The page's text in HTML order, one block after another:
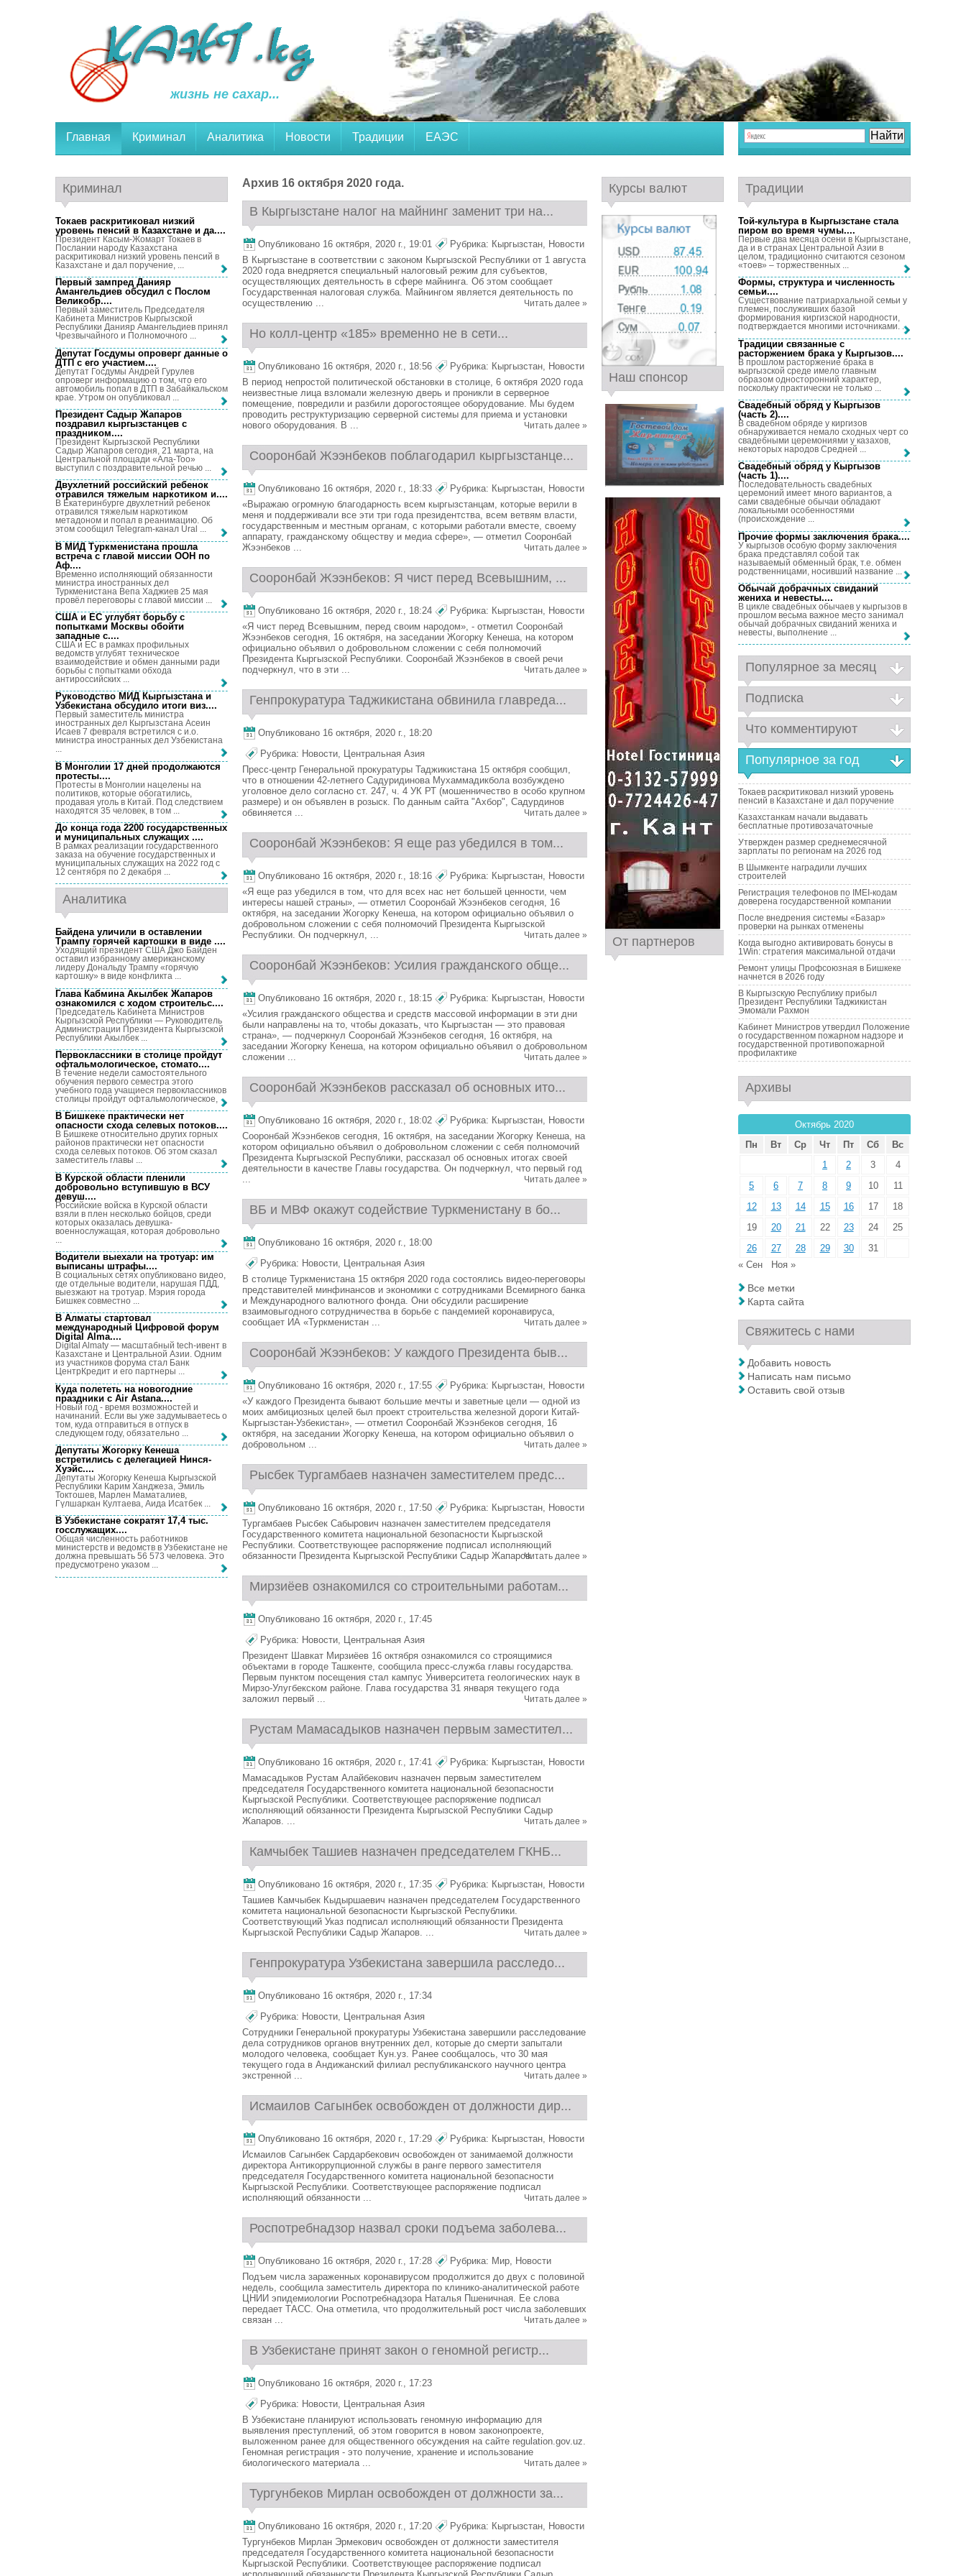
жизнь не сахар...
Главная Криминал Аналитика Новости Традиции ЕАЭС
Архив 16 октября 2020 года.
В Кыргызстане налог на майнинг заменит три на...
Опубликовано 16 октября, 2020 г., 19:01 Рубрика: Кыргызстан, Новости
В Кыргызстане в соответствии с законом Кыргызской Республики от 1 августа
2020 года внедряется специальный налоговый режим для субъектов,
осуществляющих деятельность в сфере майнинга. Об этом сообщает
Государственная налоговая служба. Майнингом является деятельность по
осуществлению ...
Читать далее »
Но колл-центр «185» временно не в сети...
Опубликовано 16 октября, 2020 г., 18:56 Рубрика: Кыргызстан, Новости
В период непростой политической обстановки в столице, 6 октября 2020 года
неизвестные лица взломали железную дверь и проникли в серверное
помещение, повредили и разбили дорогостоящее оборудование. Мы будем
проводить реструктуризацию серверной системы для приема и установки
нового оборудования. В ...
Читать далее »
Сооронбай Жээнбеков поблагодарил кыргызстанце...
Опубликовано 16 октября, 2020 г., 18:33 Рубрика: Кыргызстан, Новости
«Выражаю огромную благодарность всем кыргызстанцам, которые верили в
меня и поддерживали все эти три года президентства, всем ветвям власти,
государственным и местным органам, с которыми работали вместе, своему
аппарату, гражданскому обществу и медиа сфере», — отметил Сооронбай
Жээнбеков ...
Читать далее »
Сооронбай Жээнбеков: Я чист перед Всевышним, ...
Опубликовано 16 октября, 2020 г., 18:24 Рубрика: Кыргызстан, Новости
«Я чист перед Всевышним, перед своим народом», - отметил Сооронбай
Жээнбеков сегодня, 16 октября, на заседании Жогорку Кенеша, на котором
официально объявил о добровольном сложении с себя полномочий
Президента Кыргызской Республики. Сооронбай Жээнбеков в своей речи
подчеркнул, что в эти ...
Читать далее »
Генпрокуратура Таджикистана обвинила главреда...
Опубликовано 16 октября, 2020 г., 18:20
Рубрика: Новости, Центральная Азия
Пресс-центр Генеральной прокуратуры Таджикистана 15 октября сообщил,
что в отношении 42-летнего Садуридинова Мухаммадикбола возбуждено
уголовное дело согласно ст. 247, ч. 4 УК РТ (мошенничество в особо крупном
размере) и он объявлен в розыск. По данным сайта "Ахбор", Садурдинов
обвиняется ...
Читать далее »
Сооронбай Жээнбеков: Я еще раз убедился в том...
Опубликовано 16 октября, 2020 г., 18:16 Рубрика: Кыргызстан, Новости
«Я еще раз убедился в том, что для всех нас нет большей ценности, чем
интересы нашей страны», — отметил Сооронбай Жээнбеков сегодня, 16
октября, на заседании Жогорку Кенеша, на котором официально объявил о
добровольном сложении с себя полномочий Президента Кыргызской
Республики. Он подчеркнул, ...
Читать далее »
Сооронбай Жээнбеков: Усилия гражданского обще...
Опубликовано 16 октября, 2020 г., 18:15 Рубрика: Кыргызстан, Новости
«Усилия гражданского общества и средств массовой информации в эти дни
были направлены на то, чтобы доказать, что Кыргызстан — это правовая
страна», — подчеркнул Сооронбай Жээнбеков сегодня, 16 октября, на
заседании Жогорку Кенеша, на котором официально объявил о добровольном
сложении ...
Читать далее »
Сооронбай Жээнбеков рассказал об основных ито...
Опубликовано 16 октября, 2020 г., 18:02 Рубрика: Кыргызстан, Новости
Сооронбай Жээнбеков сегодня, 16 октября, на заседании Жогорку Кенеша, на
котором официально объявил о добровольном сложении с себя полномочий
Президента Кыргызской Республики, рассказал об основных итогах своей
деятельности в качестве Главы государства. Он подчеркнул, что первый год
...
Читать далее »
ВБ и МВФ окажут содействие Туркменистану в бо...
Опубликовано 16 октября, 2020 г., 18:00
Рубрика: Новости, Центральная Азия
В столице Туркменистана 15 октября 2020 года состоялись видео-переговоры
представителей минфинансов и экономики с сотрудниками Всемирного банка
и Международного валютного фонда. Они обсудили расширение
взаимовыгодного сотрудничества в борьбе с пандемией коронавируса,
сообщает ИА «Туркменистан ...
Читать далее »
Сооронбай Жээнбеков: У каждого Президента быв...
Опубликовано 16 октября, 2020 г., 17:55 Рубрика: Кыргызстан, Новости
«У каждого Президента бывают большие мечты и заветные цели — одной из
моих амбициозных целей был проект строительства железной дороги Китай-
Кыргызстан-Узбекистан», — отметил Сооронбай Жээнбеков сегодня, 16
октября, на заседании Жогорку Кенеша, на котором официально объявил о
добровольном ...
Читать далее »
Рысбек Тургамбаев назначен заместителем предс...
Опубликовано 16 октября, 2020 г., 17:50 Рубрика: Кыргызстан, Новости
Тургамбаев Рысбек Сабырович назначен заместителем председателя
Государственного комитета национальной безопасности Кыргызской
Республики. Соответствующее распоряжение подписал исполняющий
обязанности Президента Кыргызской Республики Садыр Жапаров. ...Читать далее »
Мирзиёев ознакомился со строительными работам...
Опубликовано 16 октября, 2020 г., 17:45
Рубрика: Новости, Центральная Азия
Президент Шавкат Мирзиёев 16 октября ознакомился со строящимися
объектами в городе Ташкенте, сообщила пресс-служба главы государства.
Первым пунктом посещения стал кампус Университета геологических наук в
Мирзо-Улугбекском районе. Глава государства 31 января текущего года
заложил первый ...
Читать далее »
Рустам Мамасадыков назначен первым заместител...
Опубликовано 16 октября, 2020 г., 17:41 Рубрика: Кыргызстан, Новости
Мамасадыков Рустам Алайбекович назначен первым заместителем
председателя Государственного комитета национальной безопасности
Кыргызской Республики. Соответствующее распоряжение подписал
исполняющий обязанности Президента Кыргызской Республики Садыр
Жапаров. ...
Читать далее »
Камчыбек Ташиев назначен председателем ГКНБ...
Опубликовано 16 октября, 2020 г., 17:35 Рубрика: Кыргызстан, Новости
Ташиев Камчыбек Кыдыршаевич назначен председателем Государственного
комитета национальной безопасности Кыргызской Республики.
Соответствующий Указ подписал исполняющий обязанности Президента
Кыргызской Республики Садыр Жапаров. ...
Читать далее »
Генпрокуратура Узбекистана завершила расследо...
Опубликовано 16 октября, 2020 г., 17:34
Рубрика: Новости, Центральная Азия
Сотрудники Генеральной прокуратуры Узбекистана завершили расследование
дела сотрудников органов внутренних дел, которые до смерти запытали
молодого человека, сообщает Кун.уз. Ранее сообщалось, что 30 мая
текущего года в Андижанский филиал республиканского научного центра
экстренной ...
Читать далее »
Исмаилов Сагынбек освобожден от должности дир...
Опубликовано 16 октября, 2020 г., 17:29 Рубрика: Кыргызстан, Новости
Исмаилов Сагынбек Сардарбекович освобожден от занимаемой должности
директора Антикоррупционной службы в ранге первого заместителя
председателя Государственного комитета национальной безопасности
Кыргызской Республики. Соответствующее распоряжение подписал
исполняющий обязанности ...
Читать далее »
Роспотребнадзор назвал сроки подъема заболева...
Опубликовано 16 октября, 2020 г., 17:28 Рубрика: Мир, Новости
Подъем числа зараженных коронавирусом продолжится до двух с половиной
недель, сообщила заместитель директора по клинико-аналитической работе
ЦНИИ эпидемиологии Роспотребнадзора Наталья Пшеничная. Ее слова
передает ТАСС. Она отметила, что продолжительный рост числа заболевших
связан ...
Читать далее »
В Узбекистане принят закон о геномной регистр...
Опубликовано 16 октября, 2020 г., 17:23
Рубрика: Новости, Центральная Азия
В Узбекистане планируют использовать геномную информацию для
выявления преступлений, об этом говорится в новом законопроекте,
выложенном ранее для общественного обсуждения на сайте regulation.gov.uz.
Геномная регистрация - это получение, хранение и использование
биологического материала ...
Читать далее »
Тургунбеков Мирлан освобожден от должности за...
Опубликовано 16 октября, 2020 г., 17:20 Рубрика: Кыргызстан, Новости
Тургунбеков Мирлан Эрмекович освобожден от должности заместителя
председателя Государственного комитета национальной безопасности
Кыргызской Республики. Соответствующее распоряжение подписал
Криминал
Токаев раскритиковал низкий
уровень пенсий в Казахстане и да....
Президент Касым-Жомарт Токаев в
Послании народу Казахстана
раскритиковал низкий уровень пенсий в
Казахстане и дал поручение, ...
Первый зампред Данияр
Амангельдиев обсудил с Послом
Великобр....
Первый заместитель Председателя
Кабинета Министров Кыргызской
Республики Данияр Амангельдиев принял
Чрезвычайного и Полномочного ...
Депутат Госдумы опроверг данные о
ДТП с его участием....
Депутат Госдумы Андрей Гурулев
опроверг информацию о том, что его
автомобиль попал в ДТП в Забайкальском
крае. Утром он опубликовал ...
Президент Садыр Жапаров
поздравил кыргызстанцев с
праздником....
Президент Кыргызской Республики
Садыр Жапаров сегодня, 21 марта, на
Центральной площади «Ала-Тоо»
выступил с поздравительной речью ...
Двухлетний российский ребенок
отравился тяжелым наркотиком и....
В Екатеринбурге двухлетний ребенок
отравился тяжелым наркотиком
метадоном и попал в реанимацию. Об
этом сообщил Telegram-канал Ural ...
В МИД Туркменистана прошла
встреча с главой миссии ООН по
Аф....
Временно исполняющий обязанности
министра иностранных дел
Туркменистана Вепа Хаджиев 25 мая
провёл переговоры с главой миссии ...
США и ЕС углубят борьбу с
попытками Москвы обойти
западные с....
США и ЕС в рамках профильных
ведомств углубят техническое
взаимодействие и обмен данными ради
борьбы с попытками обхода
антироссийских ...
Руководство МИД Кыргызстана и
Узбекистана обсудило итоги виз....
Первый заместитель министра
иностранных дел Кыргызстана Асеин
Исаев 7 февраля встретился с и.о.
министра иностранных дел Узбекистана
...
В Монголии 17 дней продолжаются
протесты....
Протесты в Монголии нацелены на
политиков, которые обогатились,
продавая уголь в Китай. Под следствием
находятся 35 человек, в том ...
До конца года 2200 государственных
и муниципальных служащих ....
В рамках реализации государственного
заказа на обучение государственных и
муниципальных служащих на 2022 год с
12 сентября по 2 декабря ...
Аналитика
Байдена уличили в оставлении
Трампу горячей картошки в виде ....
Уходящий президент США Джо Байден
оставил избранному американскому
лидеру Дональду Трампу «горячую
картошку» в виде конфликта ...
Глава Кабмина Акылбек Жапаров
ознакомился с ходом строительс....
Председатель Кабинета Министров
Кыргызской Республики — Руководитель
Администрации Президента Кыргызской
Республики Акылбек ...
Первоклассники в столице пройдут
офтальмологическое, стомато....
В течение недели самостоятельного
обучения первого семестра этого
учебного года учащиеся первоклассников
столицы пройдут офтальмологическое, ...
В Бишкеке практически нет
опасности схода селевых потоков....
В Бишкеке относительно других горных
районов практически нет опасности
схода селевых потоков. Об этом сказал
заместитель главы ...
В Курской области пленили
добровольно вступившую в ВСУ
девуш....
Российские войска в Курской области
взяли в плен несколько бойцов, среди
которых оказалась девушка-
военнослужащая, которая добровольно
Водители выехали на тротуар: им
выписаны штрафы....
В социальных сетях опубликовано видео,
где отдельные водители, нарушая ПДД,
выезжают на тротуар. Мэрия города
Бишкек совместно ...
В Алматы стартовал
международный Цифровой форум
Digital Alma....
Digital Almaty — масштабный tech-ивент в
Казахстане и Центральной Азии. Одним
из участников форума стал Банк
ЦентрКредит и его партнеры ...
Куда полететь на новогодние
праздники с Air Astana....
Новый год - время возможностей и
начинаний. Если вы уже задумываетесь о
том, куда отправиться в отпуск в
следующем году, обязательно ...
Депутаты Жогорку Кенеша
встретились с делегацией Нинся-
Хуэйс....
Депутаты Жогорку Кенеша Кыргызской
Республики Карим Ханджеза, Эмиль
Токтошев, Марлен Маматалиев,
Гүлшаркан Култаева, Аида Исатбек ...
В Узбекистане сократят 17,4 тыс.
госслужащих....
Общая численность работников
министерств и ведомств в Узбекистане не
должна превышать 56 573 человека. Это
предусмотрено указом ...
Курсы валют
Наш спонсор
От партнеров
Традиции
Той-культура в Кыргызстане стала
пиром во время чумы....
Первые два месяца осени в Кыргызстане,
да и в странах Центральной Азии в
целом, традиционно считаются сезоном
«тоев» – торжественных ...
Формы, структура и численность
семьи....
Существование патриархальной семьи у
племен, послуживших базой
формирования киргизской народности,
подтверждается многими источниками. ...
Традиции связанные с
расторжением брака у Кыргызов....
В прошлом расторжение брака в
кыргызской среде имело главным
образом односторонний характер,
поскольку практически не только ...
Свадебный обряд у Кыргызов
(часть 2)....
В свадебном обряде у киргизов
обнаруживается немало сходных черт со
свадебными церемониями у казахов,
некоторых народов Средней ...
Свадебный обряд у Кыргызов
(часть 1)....
Последовательность свадебных
церемоний имеет много вариантов, а
сами свадебные обычаи обладают
локальными особенностями
(происхождение ...
Прочие формы заключения брака....
У кыргызов особую форму заключения
брака представлял собой так
называемый обменный брак, т.е. обмен
родственницами, носивший название ...
Обычай добрачных свиданий
жениха и невесты....
В цикле свадебных обычаев у кыргызов в
прошлом весьма важное место занимал
обычай добрачных свиданий жениха и
невесты, выполнение ...
Популярное за месяц
Подписка
Что комментируют
Популярное за год
Токаев раскритиковал низкий уровень
пенсий в Казахстане и дал поручение
Казахстанкам начали выдавать
бесплатные противозачаточные
Утвержден размер среднемесячной
зарплаты по регионам на 2026 год
В Шымкенте наградили лучших
строителей
Регистрация телефонов по IMEI-кодам
доверена государственной компании
После внедрения системы «Базар»
проверки на рынках отменены
Когда выгодно активировать бонусы в
1Win: стратегия максимальной отдачи
Ремонт улицы Профсоюзная в Бишкеке
начнется в 2026 году
В Кыргызскую Республику прибыл
Президент Республики Таджикистан
Эмомали Рахмон
Кабинет Министров утвердил Положение
о государственном пожарном надзоре и
государственной противопожарной
профилактике
Архивы
Октябрь 2020
Пн
Вт Ср Чт Пт Сб
Вс
1
2 3
4
5
6 7 8 9 10
11
12
13 14 15 16 17
18
19
20 21 22 23 24
25
26
27 28 29 30
31
« Сен
Ноя »
Все метки
Карта сайта
Свяжитесь с нами
Добавить новость
Написать нам письмо
Оставить свой отзыв